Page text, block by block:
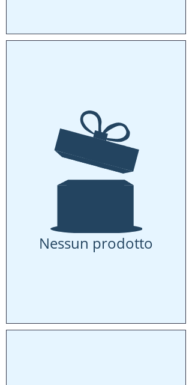
Nessun prodotto